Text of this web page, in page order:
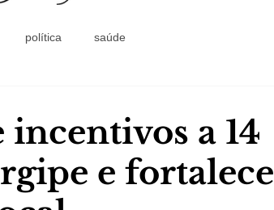
Coluna Social
política saúde
incentivos a 14
e fortalece